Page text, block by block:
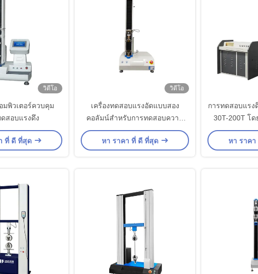
วิดีโอ
พิวเตอร์ควบคุม
ดสอบแรงดึง
ที่ ดี ที่สุด
วิดีโอ
เครื่องทดสอบแรงอัดแบบสอง
คอลัมน์สำหรับการทดสอบความ
หนืดต่ำ
หา ราคา ที่ ดี ที่สุด
การทดสอบแรง
30T-200T โด
อเน
หา ราค